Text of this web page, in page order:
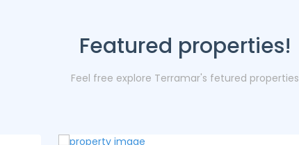
Featured properties!
Feel free explore Terramar's fetured properties